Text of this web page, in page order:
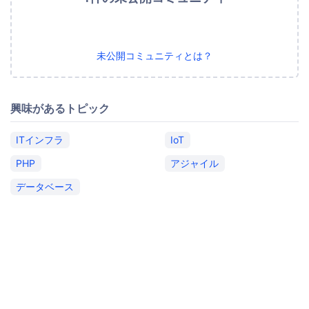
未公開コミュニティとは？
興味があるトピック
ITインフラ
IoT
PHP
アジャイル
データベース